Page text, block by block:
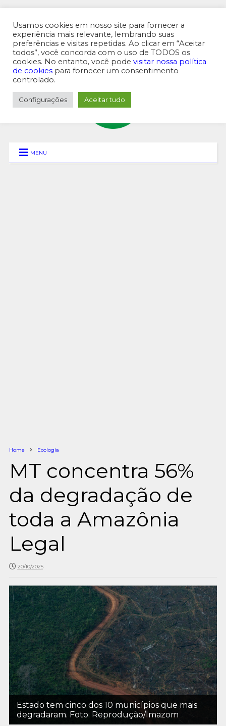
MENU SUPERIOR
MENU
Home Ecologia
MT concentra 56%
da degradação de
toda a Amazônia
Legal
20/10/2025
Estado tem cinco dos 10 municípios que mais
degradaram. Foto: Reprodução/Imazom
Usamos cookies em nosso site para fornecer a
experiência mais relevante, lembrando suas
preferências e visitas repetidas. Ao clicar em “Aceitar
todos”, você concorda com o uso de TODOS os
cookies. No entanto, você pode visitar nossa política
de cookies para fornecer um consentimento
controlado.
Configurações Aceitar tudo